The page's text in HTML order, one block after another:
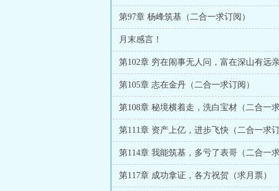
第97章 杨峰筑基（二合一求订阅）
月末感言！
第102章 穷在闹事无人问，富在深山有远
第105章 志在金丹（二合一求订阅）
第108章 秘境横着走，洗白宝材（二合一
第111章 资产上亿，进步飞快（二合一求
第114章 我能筑基，多亏了表哥（二合一
第117章 成功拿证，各方祝贺（求月票）